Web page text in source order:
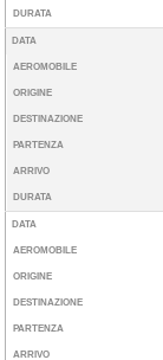
DURATA
DATA
AEROMOBILE
ORIGINE
DESTINAZIONE
PARTENZA
ARRIVO
DURATA
DATA
AEROMOBILE
ORIGINE
DESTINAZIONE
PARTENZA
ARRIVO